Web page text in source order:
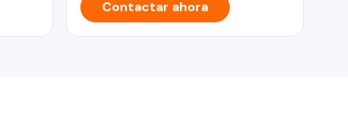
Contactar ahora